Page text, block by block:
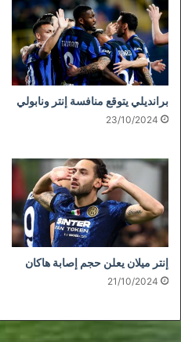
برانديلي يتوقع منافسة إنتر ونابولي
23/10/2024
إنتر ميلان يعلن حجم إصابة هاكان
21/10/2024